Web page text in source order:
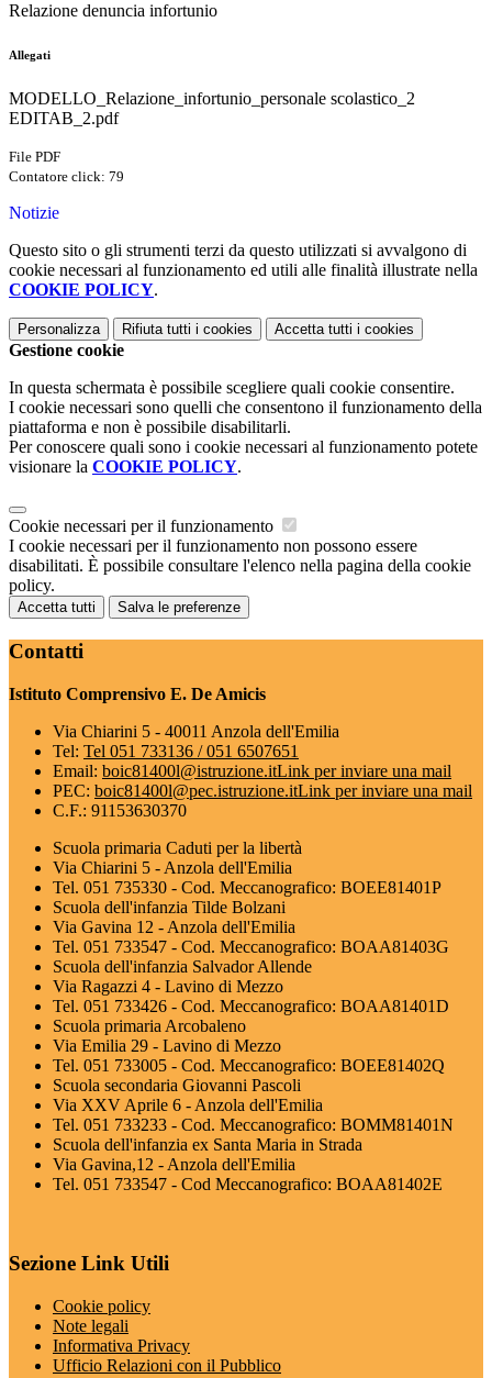
Relazione denuncia infortunio
Allegati
MODELLO_Relazione_infortunio_personale scolastico_2
EDITAB_2.pdf
File PDF
Contatore click: 79
Notizie
Questo sito o gli strumenti terzi da questo utilizzati si avvalgono di
cookie necessari al funzionamento ed utili alle finalità illustrate nella
COOKIE POLICY.
Personalizza Rifiuta tutti i cookies Accetta tutti i cookies
Gestione cookie
In questa schermata è possibile scegliere quali cookie consentire.
I cookie necessari sono quelli che consentono il funzionamento della
piattaforma e non è possibile disabilitarli.
Per conoscere quali sono i cookie necessari al funzionamento potete
visionare la COOKIE POLICY.
Cookie necessari per il funzionamento
I cookie necessari per il funzionamento non possono essere
disabilitati. È possibile consultare l'elenco nella pagina della cookie
policy.
Accetta tutti Salva le preferenze
Contatti
Istituto Comprensivo E. De Amicis
Via Chiarini 5 - 40011 Anzola dell'Emilia
Tel: Tel 051 733136 / 051 6507651
Email: boic81400l@istruzione.itLink per inviare una mail
PEC: boic81400l@pec.istruzione.itLink per inviare una mail
C.F.: 91153630370
Scuola primaria Caduti per la libertà
Via Chiarini 5 - Anzola dell'Emilia
Tel. 051 735330 - Cod. Meccanografico: BOEE81401P
Scuola dell'infanzia Tilde Bolzani
Via Gavina 12 - Anzola dell'Emilia
Tel. 051 733547 - Cod. Meccanografico: BOAA81403G
Scuola dell'infanzia Salvador Allende
Via Ragazzi 4 - Lavino di Mezzo
Tel. 051 733426 - Cod. Meccanografico: BOAA81401D
Scuola primaria Arcobaleno
Via Emilia 29 - Lavino di Mezzo
Tel. 051 733005 - Cod. Meccanografico: BOEE81402Q
Scuola secondaria Giovanni Pascoli
Via XXV Aprile 6 - Anzola dell'Emilia
Tel. 051 733233 - Cod. Meccanografico: BOMM81401N
Scuola dell'infanzia ex Santa Maria in Strada
Via Gavina,12 - Anzola dell'Emilia
Tel. 051 733547 - Cod Meccanografico: BOAA81402E
Sezione Link Utili
Cookie policy
Note legali
Informativa Privacy
Ufficio Relazioni con il Pubblico